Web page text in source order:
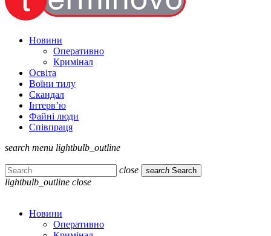
Новини
Оперативно
Кримінал
Освіта
Воїни тилу
Скандал
Інтерв’ю
Файні люди
Співпраця
search menu lightbulb_outline
close search Search
lightbulb_outline close
Новини
Оперативно